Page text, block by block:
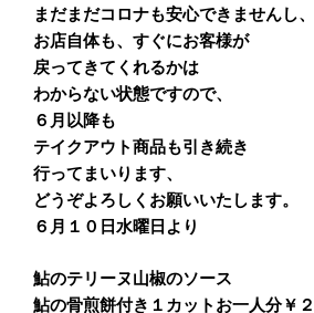
まだまだコロナも安心できませんし、
お店自体も、すぐにお客様が
戻ってきてくれるかは
わからない状態ですので、
６月以降も
テイクアウト商品も引き続き
行ってまいります、
どうぞよろしくお願いいたします。
６月１０日水曜日より
鮎のテリーヌ山椒のソース
鮎の骨煎餅付き１カットお一人分￥２